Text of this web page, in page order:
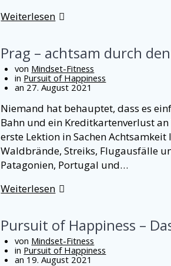
Weiterlesen
Prag – achtsam durch
von Mindset-Fitness
in Pursuit of Happiness
an 27. August 2021
Niemand hat behauptet, dass es
Bahn und ein Kreditkartenverlust
erste Lektion in Sachen
Waldbrände, Streiks, Flugausfälle
Patagonien, Portugal und…
Weiterlesen
Pursuit of Happiness –
von Mindset-Fitness
in Pursuit of Happiness
an 19. August 2021